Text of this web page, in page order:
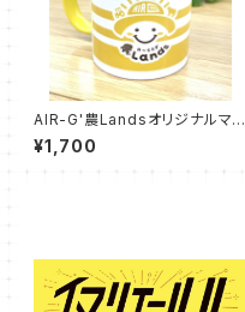
AIR-G'農Landsオリジナルマグ
カップ
（イエロー／グリーン 単品販
¥1,700